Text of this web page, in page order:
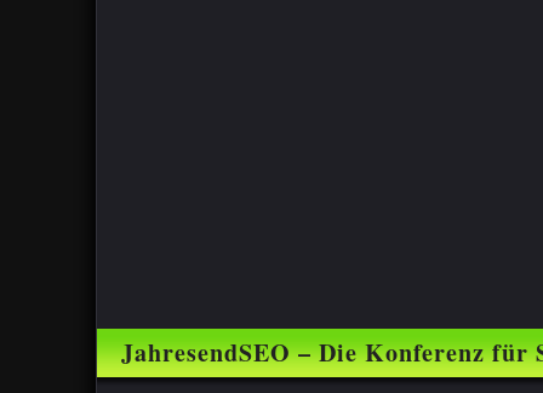
JahresendSEO – Die Konferenz für